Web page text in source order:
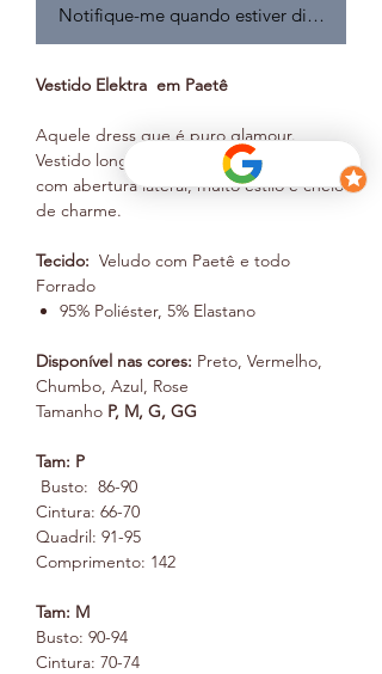
Notifique-me quando estiver disponível
Vestido Elektra em Paetê
Aquele dress que é puro glamour.
Vestido longo todo em paetê e veludo,
com abertura lateral, muito estilo e cheio
de charme.
Tecido: Veludo com Paetê e todo
Forrado
95% Poliéster, 5% Elastano
Disponível nas cores: Preto, Vermelho,
Chumbo, Azul, Rose
Tamanho P, M, G, GG
Tam: P
Busto: 86-90
Cintura: 66-70
Quadril: 91-95
Comprimento: 142
Tam: M
Busto: 90-94
Cintura: 70-74